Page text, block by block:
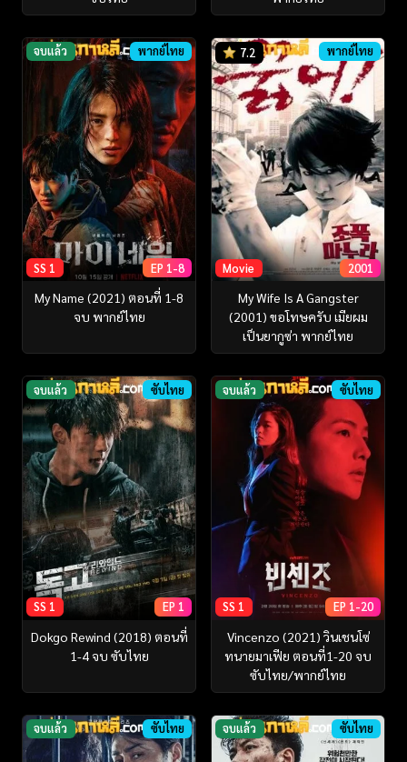
จบแล้ว พากย์ไทย
SS 1 EP 1-8
My Name (2021) ตอนที่ 1-8
จบ พากย์ไทย
7.2 พากย์ไทย
Movie 2001
My Wife Is A Gangster
(2001) ขอโทษครับ เมียผม
เป็นยากูซ่า พากย์ไทย
จบแล้ว ซับไทย
SS 1 EP 1
Dokgo Rewind (2018) ตอนที่
1-4 จบ ซับไทย
จบแล้ว ซับไทย
SS 1 EP 1-20
Vincenzo (2021) วินเชนโซ่
ทนายมาเฟีย ตอนที่1-20 จบ
ซับไทย/พากย์ไทย
จบแล้ว ซับไทย จบแล้ว ซับไทย